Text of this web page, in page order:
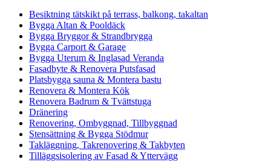
Besiktning tätskikt på terrass, balkong, takaltan
Bygga Altan & Pooldäck
Bygga Bryggor & Strandbrygga
Bygga Carport & Garage
Bygga Uterum & Inglasad Veranda
Fasadbyte & Renovera Putsfasad
Platsbygga sauna & Montera bastu
Renovera & Montera Kök
Renovera Badrum & Tvättstuga
Dränering
Renovering, Ombyggnad, Tillbyggnad
Stensättning & Bygga Stödmur
Takläggning, Takrenovering & Takbyten
Tilläggsisolering av Fasad & Yttervägg